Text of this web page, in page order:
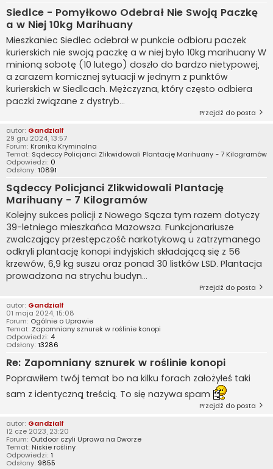
Siedlce - Pomyłkowo Odebrał Nie Swoją Paczkę
a w Niej 10kg Marihuany
Mieszkaniec Siedlec odebrał w punkcie odbioru paczek
kurierskich nie swoją paczkę a w niej było 10kg marihuany W
minioną sobotę (10 lutego) doszło do bardzo nietypowej,
a zarazem komicznej sytuacji w jednym z punktów
kurierskich w Siedlcach. Mężczyzna, który często odbiera
paczki związane z dystryb...
Przejdź do posta
autor: Gandzialf
29 gru 2024, 13:57
Forum: Kronika Kryminalna
Temat: Sądeccy Policjanci Zlikwidowali Plantację Marihuany - 7 Kilogramów
Odpowiedzi: 0
Odsłony: 10891
Sądeccy Policjanci Zlikwidowali Plantację
Marihuany - 7 Kilogramów
Kolejny sukces policji z Nowego Sącza tym razem dotyczy
39-letniego mieszkańca Mazowsza. Funkcjonariusze
zwalczający przestępczość narkotykową u zatrzymanego
odkryli plantację konopi indyjskich składającą się z 56
krzewów, 6,9 kg suszu oraz ponad 30 listków LSD. Plantacja
prowadzona na strychu budyn...
Przejdź do posta
autor: Gandzialf
01 maja 2024, 15:08
Forum: Ogólnie o Uprawie
Temat: Zapomniany sznurek w roślinie konopi
Odpowiedzi: 4
Odsłony: 13286
Re: Zapomniany sznurek w roślinie konopi
Poprawiłem twój temat bo na kilku forach założyłeś taki
sam z identyczną treścią. To się nazywa spam
Przejdź do posta
autor: Gandzialf
12 cze 2023, 23:20
Forum: Outdoor czyli Uprawa na Dworze
Temat: Niskie rośliny
Odpowiedzi: 1
Odsłony: 9855